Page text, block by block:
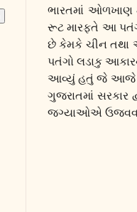
ભારતમાં ઓળખાણ
રૂટ મારફતે આ
છે કેમકે ચીન તથા
પતંગો લડાકુ
આવ્યું હતું જે આજે પણ
ગુજરાતમાં
જગ્યાઓએ